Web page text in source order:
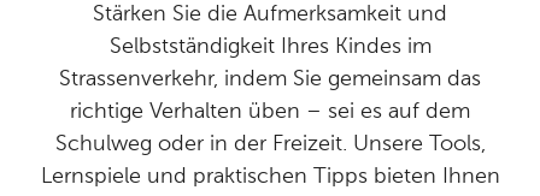
Stärken Sie die Aufmerksamkeit und
Selbstständigkeit Ihres Kindes im
Strassenverkehr, indem Sie gemeinsam das
richtige Verhalten üben – sei es auf dem
Schulweg oder in der Freizeit. Unsere Tools,
Lernspiele und praktischen Tipps bieten Ihnen